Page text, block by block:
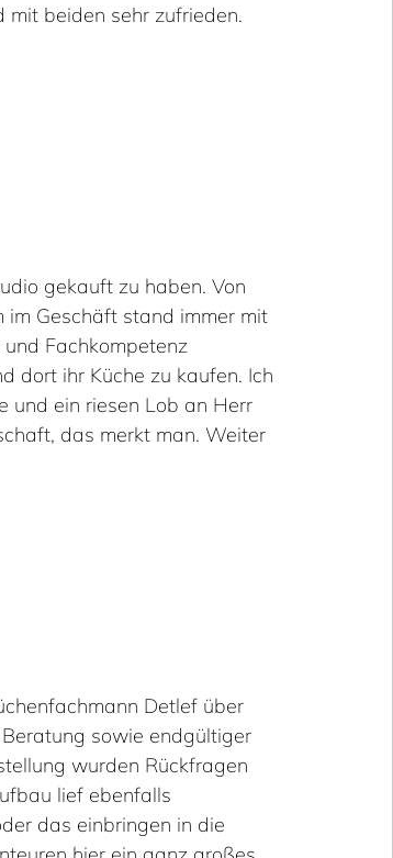
beiden sehr zufrieden.
gekauft zu haben. Von
Geschäft stand immer mit
Fachkompetenz
dort ihr Küche zu kaufen. Ich
und ein riesen Lob an Herr
das merkt man. Weiter
Detlef über
sowie endgültiger
wurden Rückfragen
lief ebenfalls
das einbringen in die